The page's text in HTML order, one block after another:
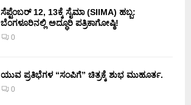
ಸೆಪ್ಟೆಂಬರ್ 12, 13ಕ್ಕೆ ಸೈಮಾ (SIIMA) ಹಬ್ಬ:
ಬೆಂಗಳೂರಿನಲ್ಲಿ ಅದ್ಧೂರಿ ಪತ್ರಿಕಾಗೋಷ್ಠಿ!
0
ಯುವ ಪ್ರತಿಭೆಗಳ “ಸಂಪಿಗೆ” ಚಿತ್ರಕ್ಕೆ ಶುಭ ಮುಹೂರ್ತ.
0